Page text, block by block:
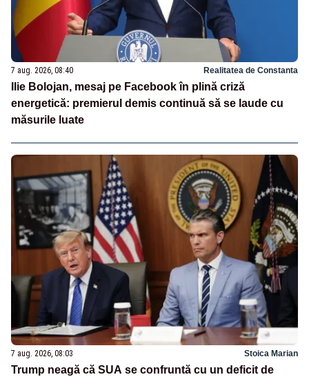
7 aug. 2026, 08:40 Realitatea de Constanta
Ilie Bolojan, mesaj pe Facebook în plină criză
energetică: premierul demis continuă să se laude cu
măsurile luate
7 aug. 2026, 08:03 Stoica Marian
Trump neagă că SUA se confruntă cu un deficit de